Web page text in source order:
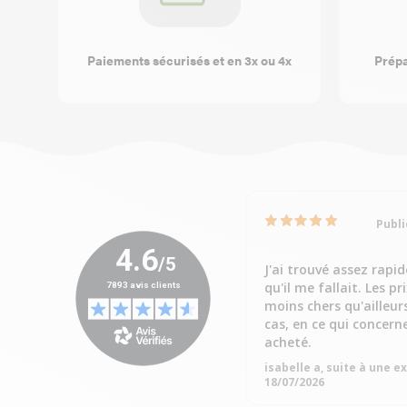
Paiements sécurisés et en 3x ou 4x
J'ai trouvé assez
qu'il me fallait. Les
moins chers
cas, en ce qui
acheté.
isabelle a, suite à une
18/07/2026